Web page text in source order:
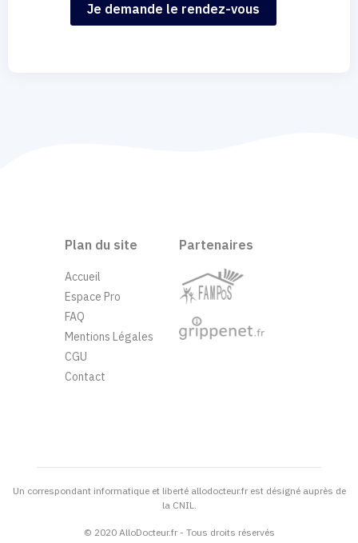
Plan du site
Accueil
Espace Pro
FAQ
Mentions Légales
CGU
Contact
Partenaires
Un correspondant informatique et liberté allodocteur.fr est désigné auprès de
la CNIL.
© 2020 AlloDocteur.fr - Tous droits réservés